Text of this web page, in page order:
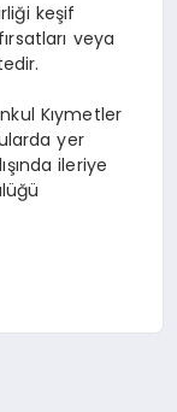
keşif
veya
Kıymetler
yer
ileriye